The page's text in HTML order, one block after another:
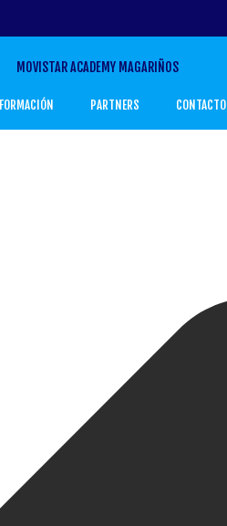
MOVISTAR ACADEMY MAGARIÑOS
FORMACIÓN PARTNERS CONTACTO